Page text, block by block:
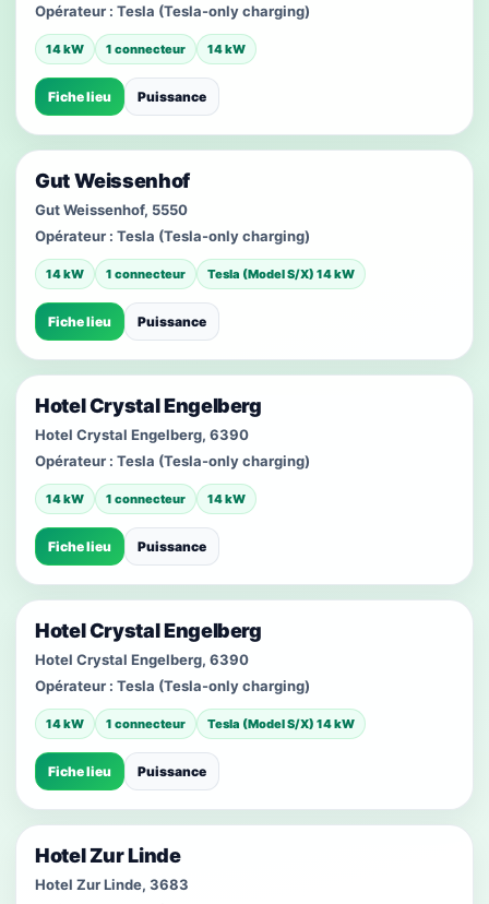
Opérateur : Tesla (Tesla-only charging)
14 kW 1 connecteur 14 kW
Fiche lieu Puissance
Gut Weissenhof
Gut Weissenhof, 5550
Opérateur : Tesla (Tesla-only charging)
14 kW 1 connecteur Tesla (Model S/X) 14 kW
Fiche lieu Puissance
Hotel Crystal Engelberg
Hotel Crystal Engelberg, 6390
Opérateur : Tesla (Tesla-only charging)
14 kW 1 connecteur 14 kW
Fiche lieu Puissance
Hotel Crystal Engelberg
Hotel Crystal Engelberg, 6390
Opérateur : Tesla (Tesla-only charging)
14 kW 1 connecteur Tesla (Model S/X) 14 kW
Fiche lieu Puissance
Hotel Zur Linde
Hotel Zur Linde, 3683